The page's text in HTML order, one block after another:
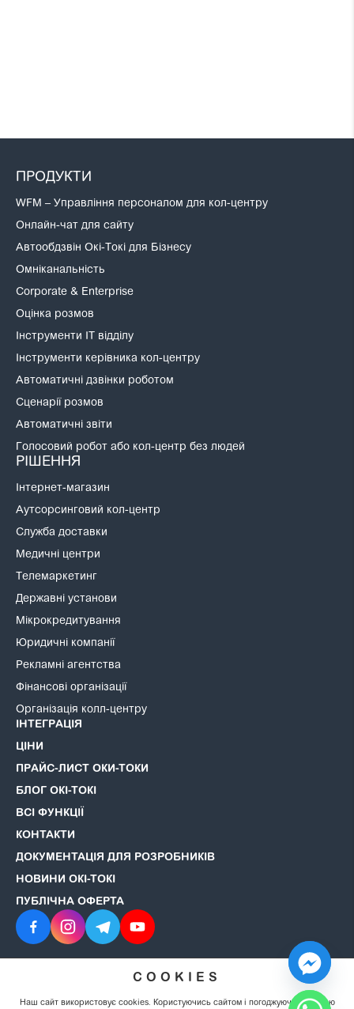
ПРОДУКТИ
WFM – Управління персоналом для кол-центру
Онлайн-чат для сайту
Автообдзвін Окі-Токі для Бізнесу
Омніканальність
Corporate & Enterprise
Оцінка розмов
Інструменти IT відділу
Інструменти керівника кол-центру
Автоматичні дзвінки роботом
Сценарії розмов
Автоматичні звіти
Голосовий робот або кол-центр без людей
РІШЕННЯ
Інтернет-магазин
Аутсорсинговий кол-центр
Служба доставки
Медичні центри
Телемаркетинг
Державні установи
Мікрокредитування
Юридичні компанії
Рекламні агентства
Фінансові організації
Організація колл-центру
ІНТЕГРАЦІЯ
ЦІНИ
ПРАЙС-ЛИСТ ОКИ-ТОКИ
БЛОГ ОКІ-ТОКІ
ВСІ ФУНКЦІЇ
КОНТАКТИ
ДОКУМЕНТАЦІЯ ДЛЯ РОЗРОБНИКІВ
НОВИНИ ОКІ-ТОКІ
ПУБЛІЧНА ОФЕРТА
© 2008–2026 ОКІ-ТОКІ. Всі права захищені.
конфіденційності
COOKIES
Наш сайт використовує cookies. Користуючись сайтом і погоджуючись із цією